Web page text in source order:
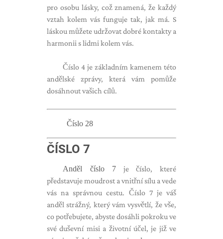
pro osobu lásky, což znamená, že každý
vztah kolem vás funguje tak, jak má. S
láskou můžete udržovat dobré kontakty a
harmonii s lidmi kolem vás.
Číslo 4 je základním kamenem této
andělské zprávy, která vám pomůže
dosáhnout vašich cílů.
Číslo 28
ČÍSLO 7
Anděl číslo 7 je číslo, které
představuje moudrost a vnitřní sílu a vede
vás na správnou cestu. Číslo 7 je váš
anděl strážný, který vám vysvětlí, že vše,
co potřebujete, abyste dosáhli pokroku ve
své duševní misi a životní účel, je již ve